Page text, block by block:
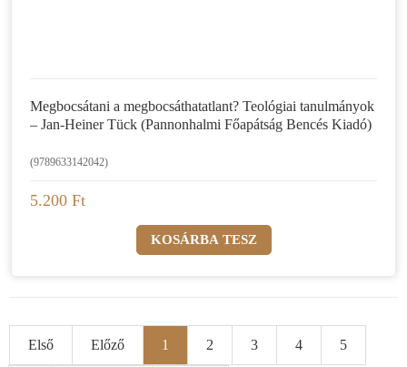
Megbocsátani a megbocsáthatatlant? Teológiai tanulmányok
– Jan-Heiner Tück (Pannonhalmi Főapátság Bencés Kiadó)
(9789633142042)
5.200 Ft
Első Előző 1 2 3 4 5